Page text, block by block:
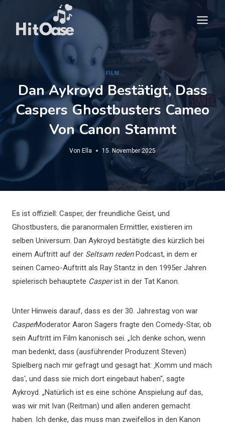
springen
FILM
Dan Aykroyd Bestätigt, Dass
Caspers Ghostbusters Cameo
Von Canon Stammt
Von Ella 15. November 2025
Es ist offiziell: Casper, der freundliche Geist, und
Ghostbusters, die paranormalen Ermittler, existieren im
selben Universum. Dan Aykroyd bestätigte dies kürzlich bei
einem Auftritt auf der Seltsam redenPodcast, in dem er
seinen Cameo-Auftritt als Ray Stantz in den 1995er Jahren
spielerisch behauptete Casperist in der Tat Kanon.
Unter Hinweis darauf, dass es der 30. Jahrestag von war
CasperModerator Aaron Sagers fragte den Comedy-Star, ob
sein Auftritt im Film kanonisch sei. „Ich denke schon, wenn
man bedenkt, dass (ausführender Produzent Steven)
Spielberg nach mir gefragt und gesagt hat: ‚Komm und mach
das‘, und dass sie mich dort eingebaut haben“, sagte
Aykroyd. „Natürlich ist es eine schöne Anspielung auf das,
was wir mit Ivan (Reitman) und allen anderen gemacht
haben. Ich denke, das muss man zweifellos in den Kanon